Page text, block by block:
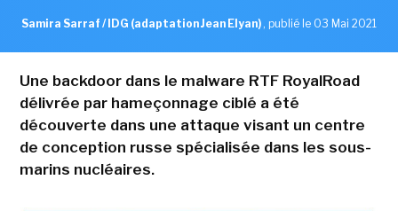
Samira Sarraf / IDG (adaptation Jean Elyan) , publié le 03 Mai 2021
Une backdoor dans le malware RTF RoyalRoad
délivrée par hameçonnage ciblé a été
découverte dans une attaque visant un centre
de conception russe spécialisée dans les sous-
marins nucléaires.